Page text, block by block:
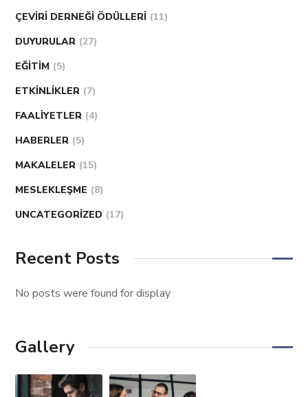
ÇEVIRI DERNEĞI ÖDÜLLERI (11)
DUYURULAR (27)
EĞITIM (5)
ETKINLIKLER (7)
FAALIYETLER (4)
HABERLER (5)
MAKALELER (15)
MESLEKLEŞME (8)
UNCATEGORIZED (17)
Recent Posts
No posts were found for display
Gallery